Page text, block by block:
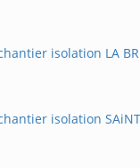
isolation LA
isolation